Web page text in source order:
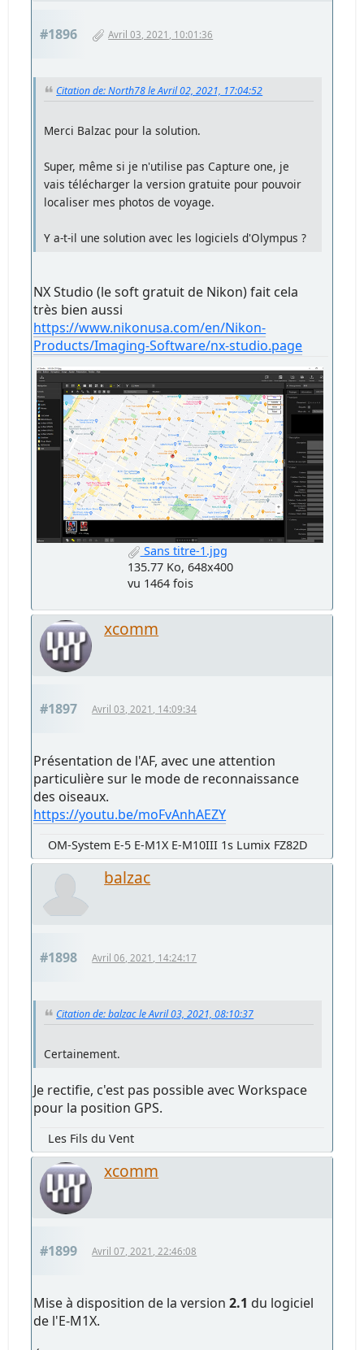
#1896 Avril 03, 2021, 10:01:36
Citation de: North78 le Avril 02, 2021, 17:04:52
Merci Balzac pour la solution.
Super, même si je n'utilise pas Capture one, je
vais télécharger la version gratuite pour pouvoir
localiser mes photos de voyage.
Y a-t-il une solution avec les logiciels d'Olympus ?
NX Studio (le soft gratuit de Nikon) fait cela
très bien aussi
https://www.nikonusa.com/en/Nikon-
Products/Imaging-Software/nx-studio.page
Sans titre-1.jpg
135.77 Ko, 648x400
vu 1464 fois
xcomm
#1897 Avril 03, 2021, 14:09:34
Présentation de l'AF, avec une attention
particulière sur le mode de reconnaissance
des oiseaux.
https://youtu.be/moFvAnhAEZY
OM-System E-5 E-M1X E-M10III 1s Lumix FZ82D
balzac
#1898 Avril 06, 2021, 14:24:17
Citation de: balzac le Avril 03, 2021, 08:10:37
Certainement.
Je rectifie, c'est pas possible avec Workspace
pour la position GPS.
Les Fils du Vent
xcomm
#1899 Avril 07, 2021, 22:46:08
Mise à disposition de la version2.1 du logiciel
de l'E-M1X.